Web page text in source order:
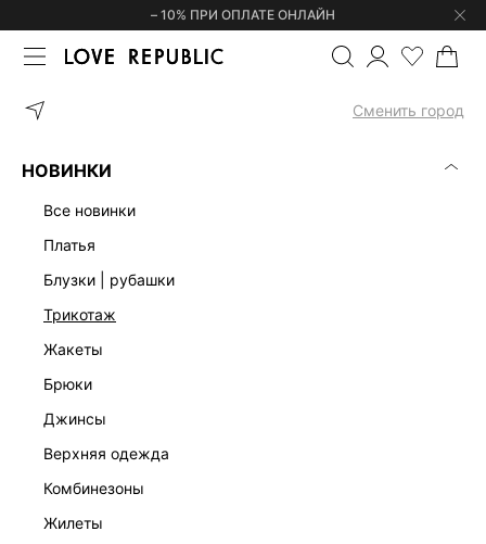
– 10% ПРИ ОПЛАТЕ ОНЛАЙН
Сменить город
НОВИНКИ
все новинки
платья
блузки | рубашки
трикотаж
жакеты
брюки
джинсы
верхняя одежда
комбинезоны
жилеты
ГЛАВНАЯ ТРИКОТАЖНЫЙ